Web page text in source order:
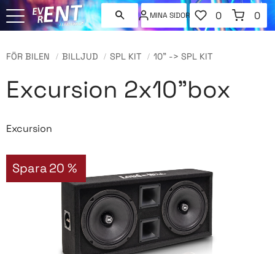
MINA SIDOR
FAVORITER
ANTAL
0
KUNDVAGN
0
FÖR BILEN BILLJUD SPL KIT 10" -> SPL KIT
Excursion 2x10"box
Excursion
Spara20 %